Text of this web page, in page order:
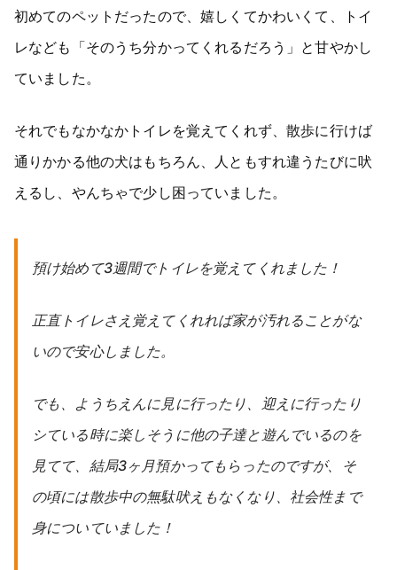
初めてのペットだったので、嬉しくてかわいくて、トイ
レなども「そのうち分かってくれるだろう」と甘やかし
ていました。
それでもなかなかトイレを覚えてくれず、散歩に行けば
通りかかる他の犬はもちろん、人ともすれ違うたびに吠
えるし、やんちゃで少し困っていました。
預け始めて3週間でトイレを覚えてくれました！
正直トイレさえ覚えてくれれば家が汚れることがな
いので安心しました。
でも、ようちえんに見に行ったり、迎えに行ったり
シている時に楽しそうに他の子達と遊んでいるのを
見てて、結局3ヶ月預かってもらったのですが、そ
の頃には散歩中の無駄吠えもなくなり、社会性まで
身についていました！